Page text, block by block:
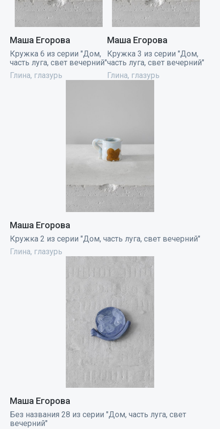
Маша Егорова
Кружка 6 из серии "Дом,
часть луга, свет вечерний"
Глина, глазурь
Маша Егорова
Кружка 3 из серии "Дом,
часть луга, свет вечерний"
Глина, глазурь
Маша Егорова
Кружка 2 из серии "Дом, часть луга, свет вечерний"
Глина, глазурь
Маша Егорова
Без названия 28 из серии "Дом, часть луга, свет
вечерний"